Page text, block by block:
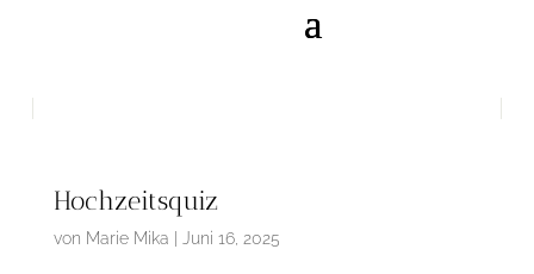
Hochzeitsquiz
von Marie Mika Juni 16, 2025